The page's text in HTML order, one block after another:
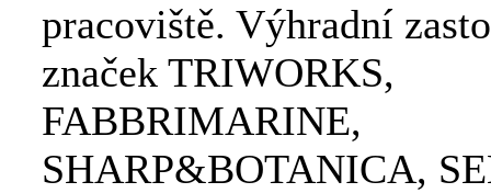
pracoviště. Výhradní
značek TRIWORKS,
FABBRIMARINE,
SHARP&BOTANICA,